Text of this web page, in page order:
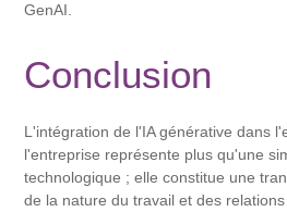
GenAI.
Conclusion
L'intégration de l'IA générative dans
l'entreprise représente plus qu'une
technologique ; elle constitue une
de la nature du travail et des